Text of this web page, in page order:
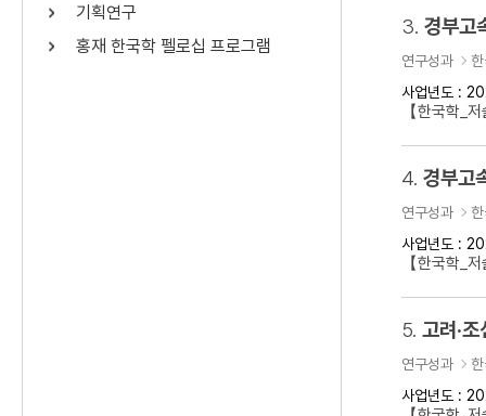
기획연구
홍재 한국학 펠로십 프로그램
3. 경부고
연구성과
사업년도 :
【한국학
4. 경부고
연구성과
사업년도 :
【한국학_
5. 고려·
연구성과
사업년도 :